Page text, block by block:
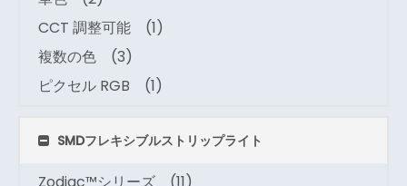
CCT 調整可能
(1)
複数の色
(3)
ピクセル RGB
(1)
SMDフレキシブルストリップライト